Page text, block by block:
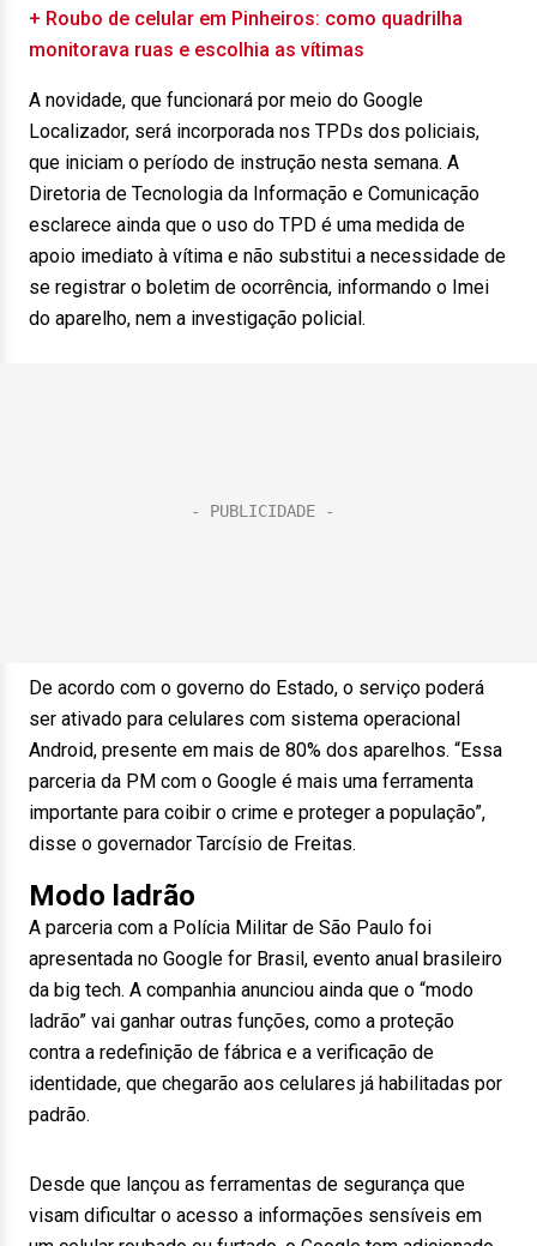
+ Roubo de celular em Pinheiros: como quadrilha
monitorava ruas e escolhia as vítimas
A novidade, que funcionará por meio do Google
Localizador, será incorporada nos TPDs dos policiais,
que iniciam o período de instrução nesta semana. A
Diretoria de Tecnologia da Informação e Comunicação
esclarece ainda que o uso do TPD é uma medida de
apoio imediato à vítima e não substitui a necessidade de
se registrar o boletim de ocorrência, informando o Imei
do aparelho, nem a investigação policial.
De acordo com o governo do Estado, o serviço poderá
ser ativado para celulares com sistema operacional
Android, presente em mais de 80% dos aparelhos. “Essa
parceria da PM com o Google é mais uma ferramenta
importante para coibir o crime e proteger a população”,
disse o governador Tarcísio de Freitas.
Modo ladrão
A parceria com a Polícia Militar de São Paulo foi
apresentada no Google for Brasil, evento anual brasileiro
da big tech. A companhia anunciou ainda que o “modo
ladrão” vai ganhar outras funções, como a proteção
contra a redefinição de fábrica e a verificação de
identidade, que chegarão aos celulares já habilitadas por
padrão.
Desde que lançou as ferramentas de segurança que
visam dificultar o acesso a informações sensíveis em